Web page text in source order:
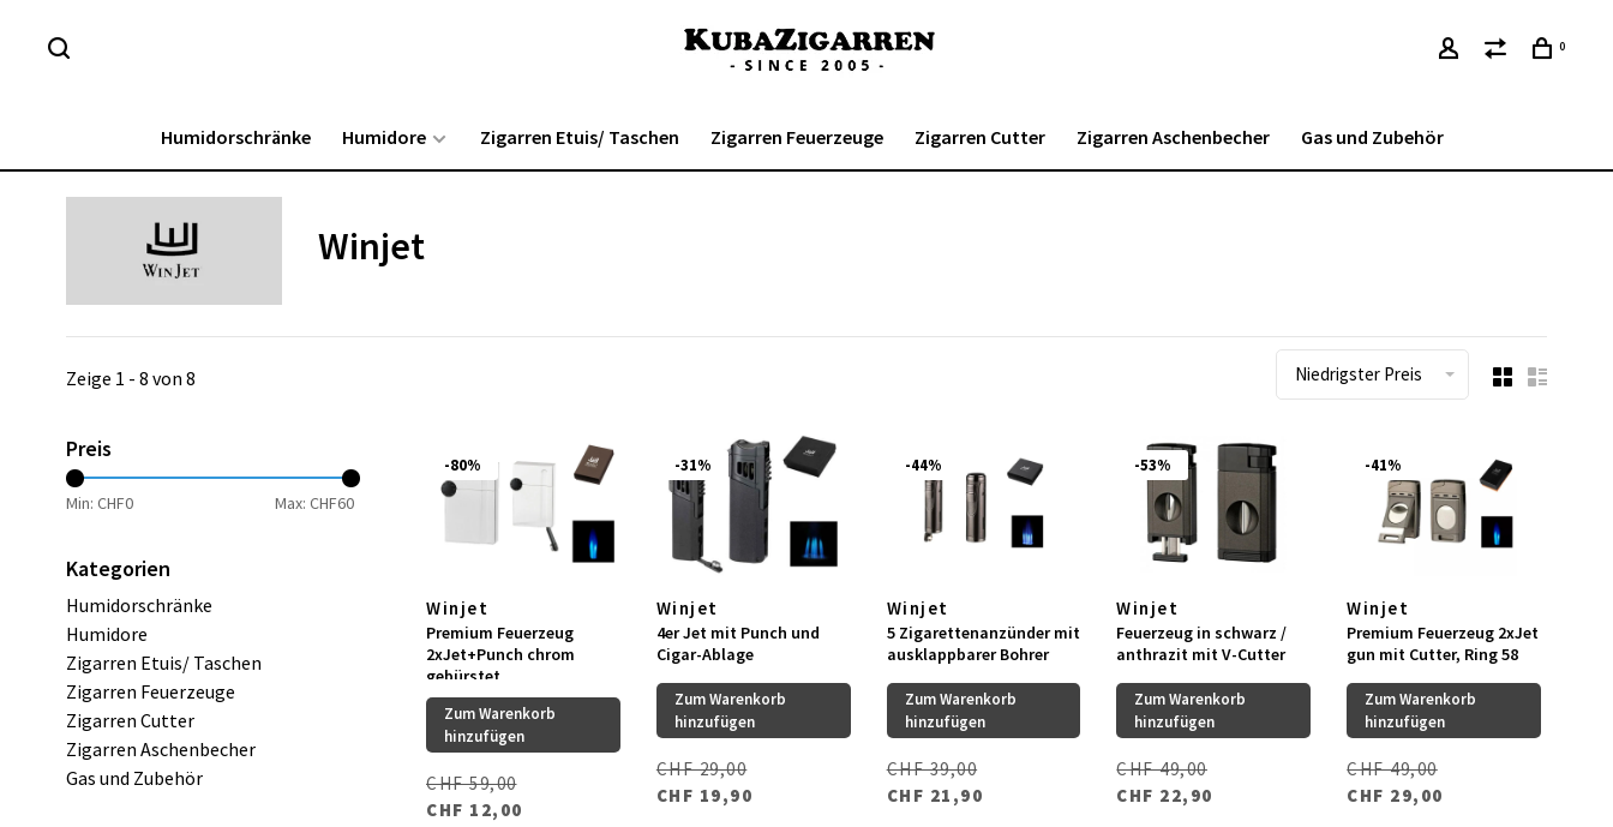
0
Humidorschränke Humidore Zigarren Etuis/ Taschen Zigarren Feuerzeuge Zigarren Cutter Zigarren Aschenbecher Gas und Zubehör
Winjet
Zeige 1 - 8 von 8 Niedrigster Preis
Preis
Min: CHF0 Max: CHF60
Kategorien
Humidorschränke
Humidore
Zigarren Etuis/ Taschen
Zigarren Feuerzeuge
Zigarren Cutter
Zigarren Aschenbecher
Gas und Zubehör
-80%
Winjet
Premium Feuerzeug
2xJet+Punch chrom
gebürstet
Zum Warenkorb
hinzufügen
CHF 59,00
CHF 12,00
-31%
Winjet
4er Jet mit Punch und
Cigar-Ablage
Zum Warenkorb
hinzufügen
CHF 29,00
CHF 19,90
-44%
Winjet
5 Zigarettenanzünder mit
ausklappbarer Bohrer
Zum Warenkorb
hinzufügen
CHF 39,00
CHF 21,90
-53%
Winjet
Feuerzeug in schwarz /
anthrazit mit V-Cutter
Zum Warenkorb
hinzufügen
CHF 49,00
CHF 22,90
-41%
Winjet
Premium Feuerzeug 2xJet
gun mit Cutter, Ring 58
Zum Warenkorb
hinzufügen
CHF 49,00
CHF 29,00